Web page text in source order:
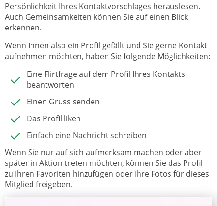
Persönlichkeit Ihres Kontaktvorschlages herauslesen.
Auch Gemeinsamkeiten können Sie auf einen Blick
erkennen.
Wenn Ihnen also ein Profil gefällt und Sie gerne Kontakt
aufnehmen möchten, haben Sie folgende Möglichkeiten:
Eine Flirtfrage auf dem Profil Ihres Kontakts
beantworten
Einen Gruss senden
Das Profil liken
Einfach eine Nachricht schreiben
Wenn Sie nur auf sich aufmerksam machen oder aber
später in Aktion treten möchten, können Sie das Profil
zu Ihren Favoriten hinzufügen oder Ihre Fotos für dieses
Mitglied freigeben.